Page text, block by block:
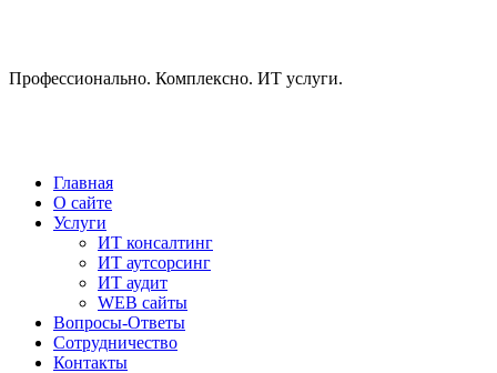
Профессионально. Комплексно. ИТ услуги.
Главная
О сайте
Услуги
ИТ консалтинг
ИТ аутсорсинг
ИТ аудит
WEB сайты
Вопросы-Ответы
Сотрудничество
Контакты